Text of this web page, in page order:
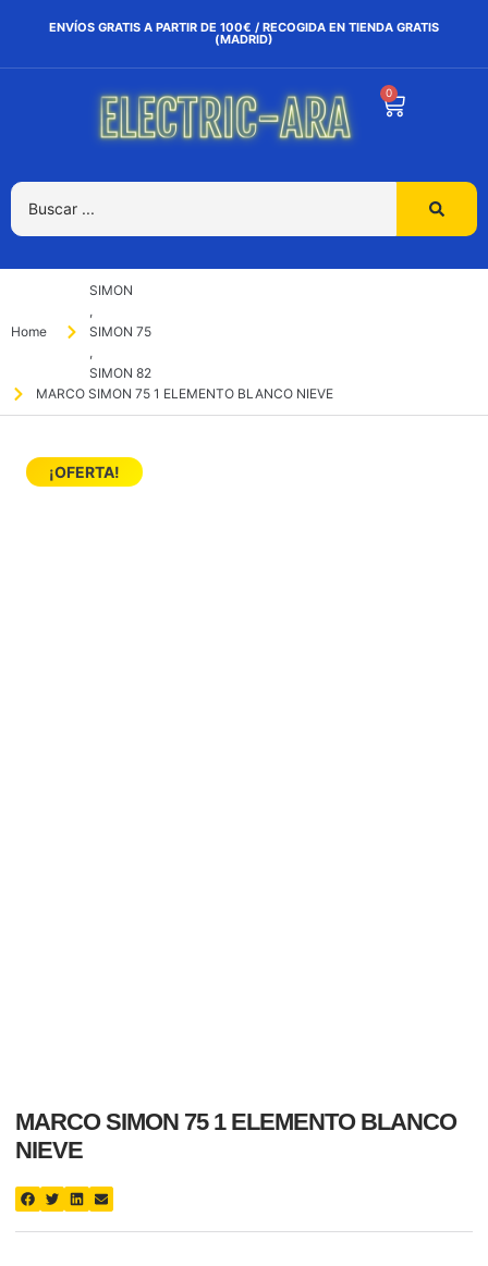
ENVÍOS GRATIS A PARTIR DE 100€ / RECOGIDA EN TIENDA GRATIS
(MADRID)
0
Home
SIMON
,
SIMON 75
,
SIMON 82
MARCO SIMON 75 1 ELEMENTO BLANCO NIEVE
¡OFERTA!
MARCO SIMON 75 1 ELEMENTO BLANCO
NIEVE